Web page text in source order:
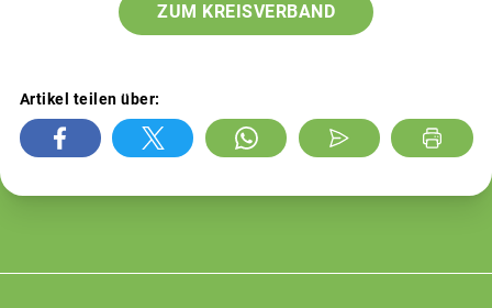
ZUM KREISVERBAND
Artikel teilen über: